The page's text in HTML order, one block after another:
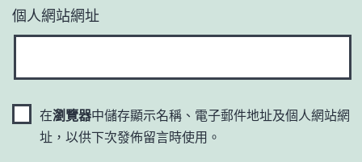
個人網站網址
在瀏覽器中儲存顯示名稱、電子郵件地址及個人網站網
址，以供下次發佈留言時使用。